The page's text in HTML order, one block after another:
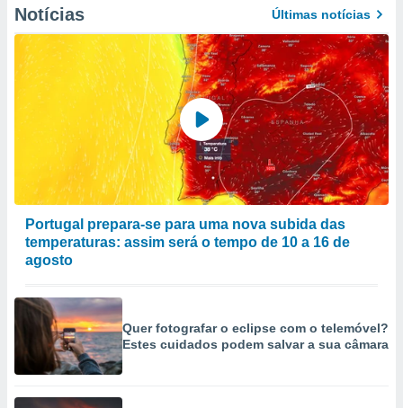
Notícias Últimas notícias
Portugal prepara-se para uma nova subida das
temperaturas: assim será o tempo de 10 a 16 de
agosto
Quer fotografar o eclipse com o telemóvel?
Estes cuidados podem salvar a sua câmara